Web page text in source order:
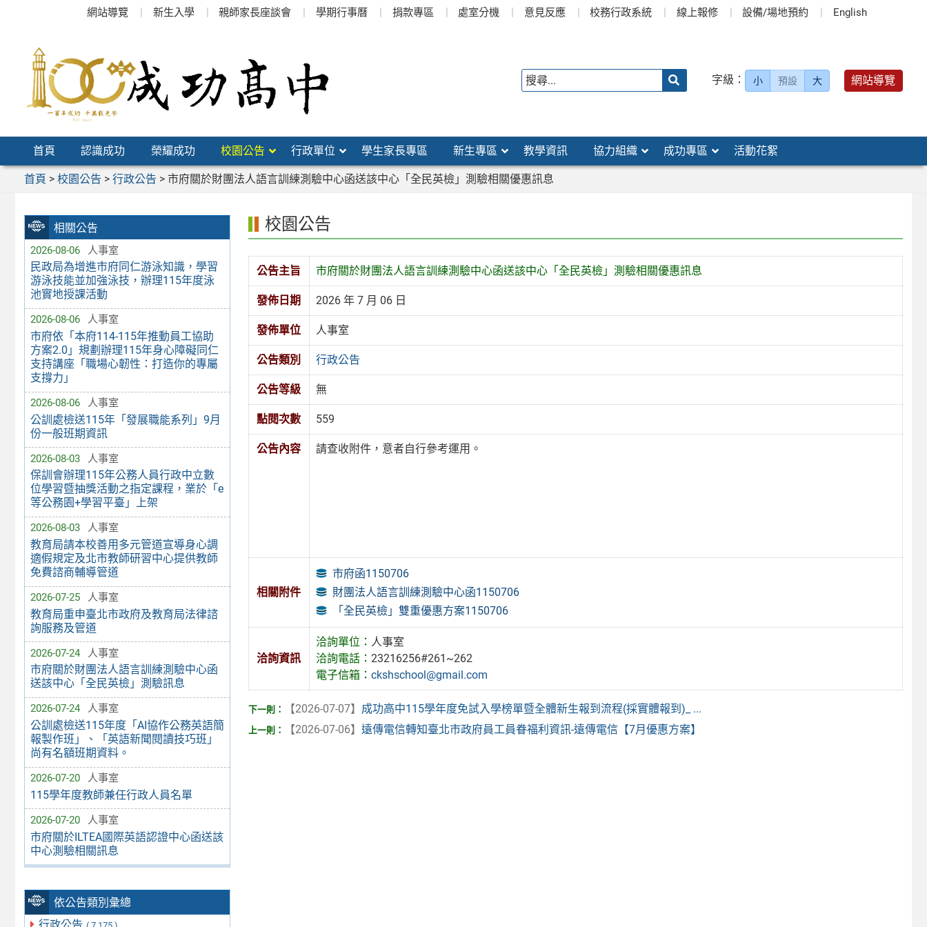
網站導覽 新生入學 親師家長座談會 學期行事曆 捐款專區 處室分機 意見反應 校務行政系統 線上報修 設備/場地預約 English
字級： 小 預設 大 網站導覽
首頁 認識成功 榮耀成功 校園公告 行政單位 學生家長專區 新生專區 教學資訊 協力組織 成功專區 活動花絮
首頁 > 校園公告 > 行政公告 > 市府關於財團法人語言訓練測驗中心函送該中心「全民英檢」測驗相關優惠訊息
相關公告
2026-08-06 人事室
民政局為增進市府同仁游泳知識，學習
游泳技能並加強泳技，辦理115年度泳
池實地授課活動
2026-08-06 人事室
市府依「本府114-115年推動員工協助
方案2.0」規劃辦理115年身心障礙同仁
支持講座「職場心韌性：打造你的專屬
支撐力」
2026-08-06 人事室
公訓處檢送115年「發展職能系列」9月
份一般班期資訊
2026-08-03 人事室
保訓會辦理115年公務人員行政中立數
位學習暨抽獎活動之指定課程，業於「e
等公務園+學習平臺」上架
2026-08-03 人事室
教育局請本校善用多元管道宣導身心調
適假規定及北市教師研習中心提供教師
免費諮商輔導管道
2026-07-25 人事室
教育局重申臺北市政府及教育局法律諮
詢服務及管道
2026-07-24 人事室
市府關於財團法人語言訓練測驗中心函
送該中心「全民英檢」測驗訊息
2026-07-24 人事室
公訓處檢送115年度「AI協作公務英語簡
報製作班」、「英語新聞閱讀技巧班」
尚有名額班期資料。
2026-07-20 人事室
115學年度教師兼任行政人員名單
2026-07-20 人事室
市府關於ILTEA國際英語認證中心函送該
中心測驗相關訊息
依公告類別彙總
校園公告
公告主旨 市府關於財團法人語言訓練測驗中心函送該中心「全民英檢」測驗相關優惠訊息
發佈日期 2026 年 7 月 06 日
發佈單位 人事室
公告類別 行政公告
公告等級 無
點閱次數 559
公告內容 請查收附件，意者自行參考運用。
相關附件
市府函1150706
財團法人語言訓練測驗中心函1150706
「全民英檢」雙重優惠方案1150706
洽詢資訊
洽詢單位： 人事室
洽詢電話：23216256#261~262
電子信箱：ckshschool@gmail.com
【2026-07-07】 成功高中115學年度免試入學榜單暨全體新生報到流程(採實體報到)_ ...
【2026-07-06】 遠傳電信轉知臺北市政府員工員眷福利資訊-遠傳電信【7月優惠方案】